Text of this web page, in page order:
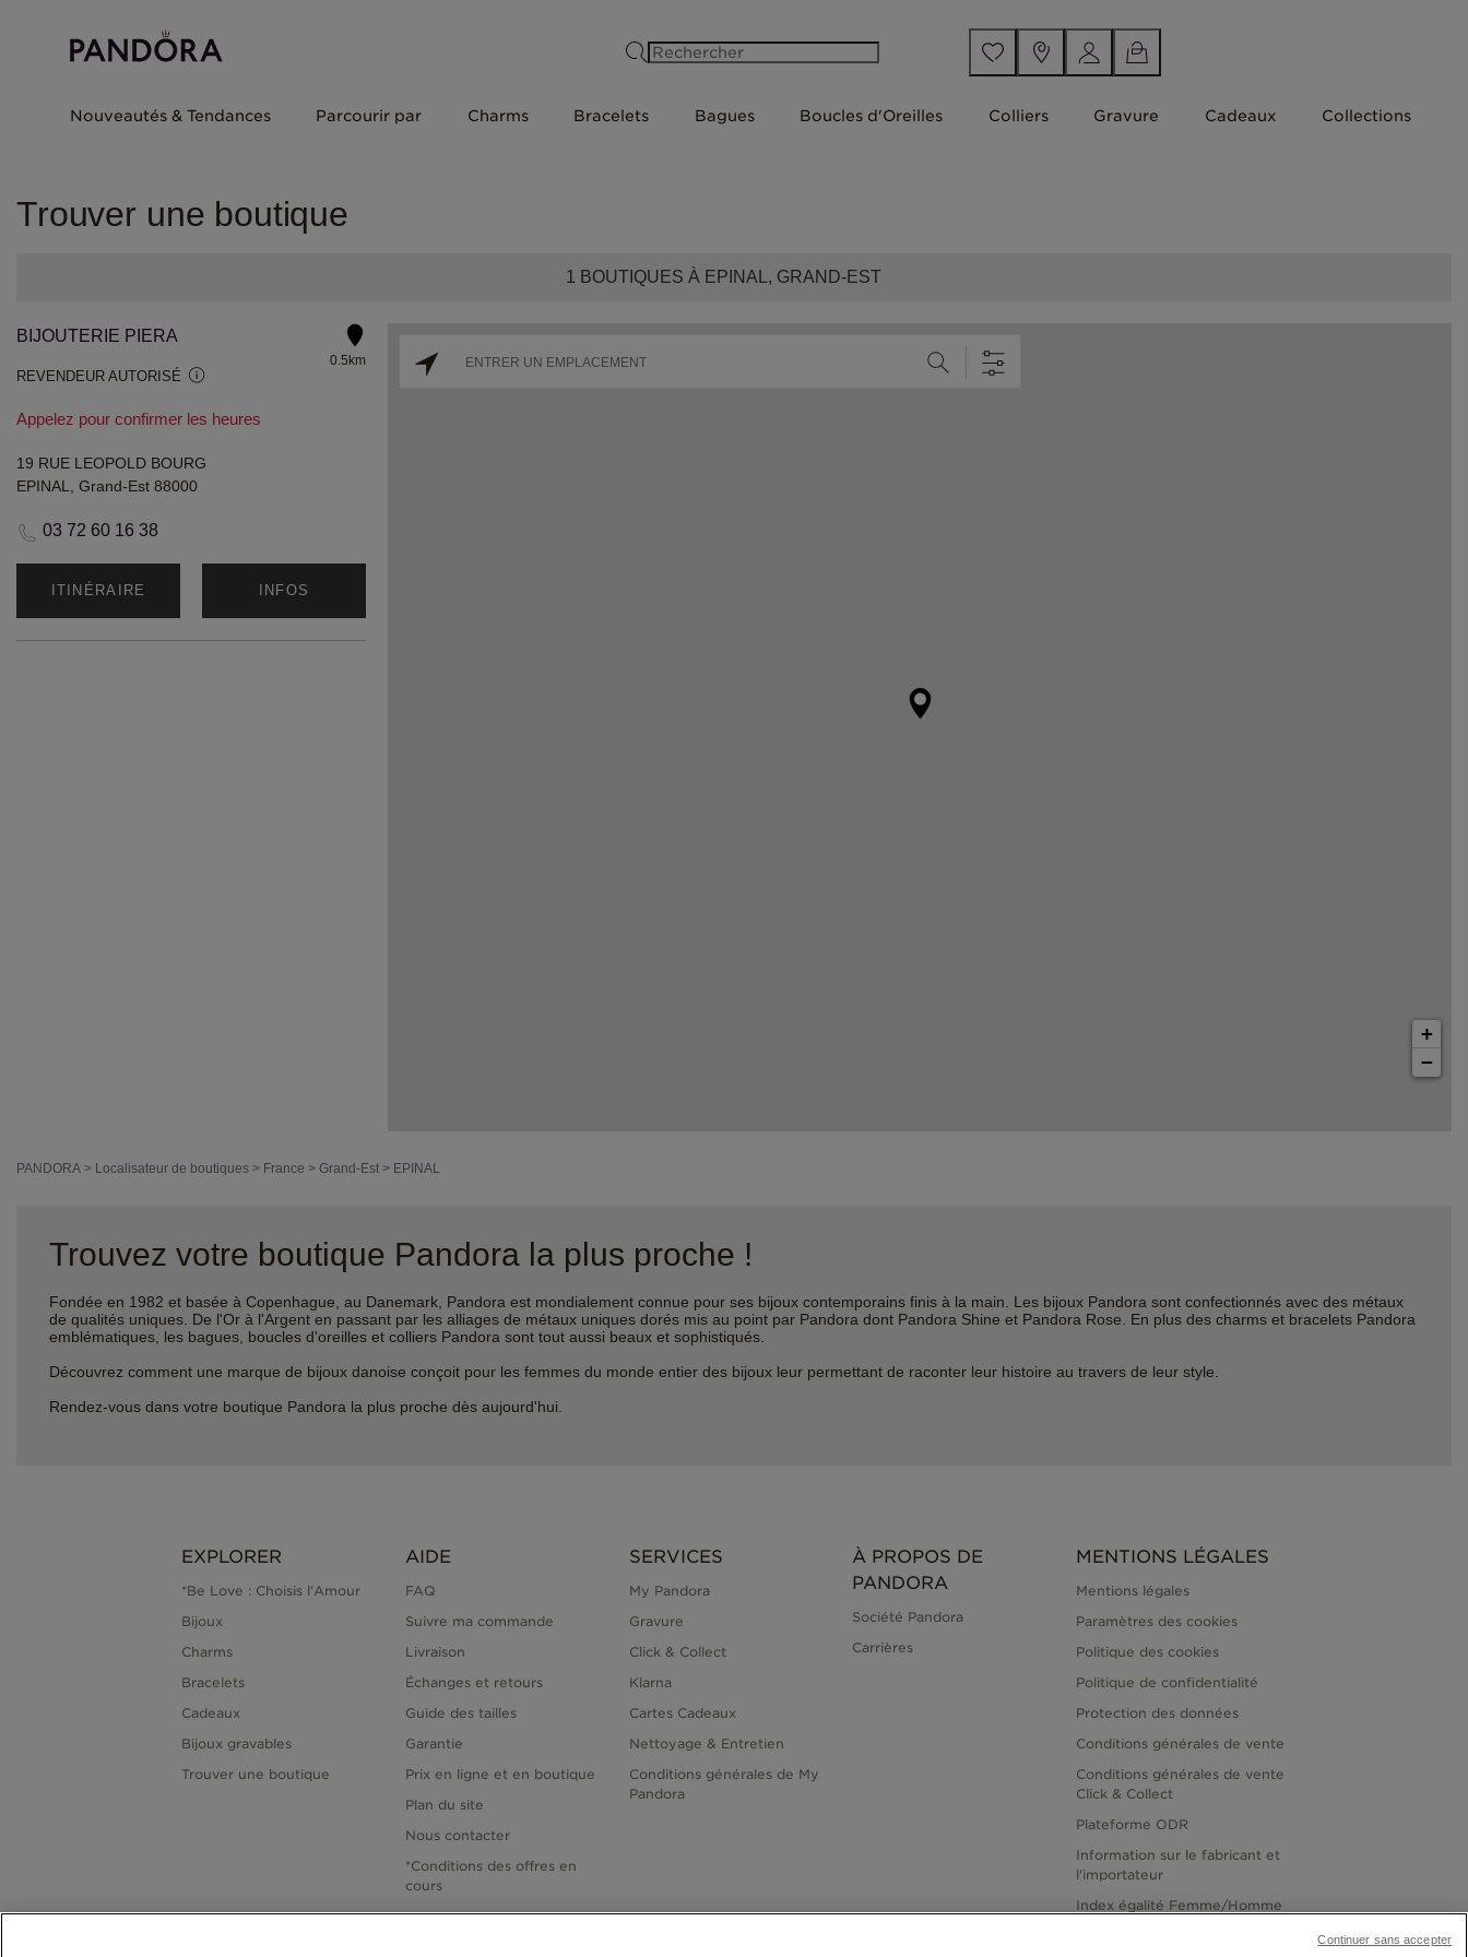
Nouveautés & Tendances Parcourir par Charms Bracelets Bagues Boucles d'Oreilles Colliers Gravure Cadeaux Collections
Trouver une boutique
1 BOUTIQUES À EPINAL, GRAND-EST
BIJOUTERIE PIERA
REVENDEUR AUTORISÉ
Appelez pour confirmer les heures
0.5km
19 RUE LEOPOLD BOURG
EPINAL, Grand-Est 88000
03 72 60 16 38
ITINÉRAIRE INFOS
+
−
PANDORA > Localisateur de boutiques > France > Grand-Est > EPINAL
Trouvez votre boutique Pandora la plus proche !
Fondée en 1982 et basée à Copenhague, au Danemark, Pandora est mondialement connue pour ses bijoux contemporains finis à la main. Les bijoux Pandora sont confectionnés avec des métaux
de qualités uniques. De l'Or à l'Argent en passant par les alliages de métaux uniques dorés mis au point par Pandora dont Pandora Shine et Pandora Rose. En plus des charms et bracelets Pandora
emblématiques, les bagues, boucles d'oreilles et colliers Pandora sont tout aussi beaux et sophistiqués.
Découvrez comment une marque de bijoux danoise conçoit pour les femmes du monde entier des bijoux leur permettant de raconter leur histoire au travers de leur style.
Rendez-vous dans votre boutique Pandora la plus proche dès aujourd'hui.
EXPLORER
*Be Love : Choisis l'Amour
Bijoux
Charms
Bracelets
Cadeaux
Bijoux gravables
Trouver une boutique
AIDE
FAQ
Suivre ma commande
Livraison
Échanges et retours
Guide des tailles
Garantie
Prix en ligne et en boutique
Plan du site
Nous contacter
*Conditions des offres en
cours
SERVICES
My Pandora
Gravure
Click & Collect
Klarna
Cartes Cadeaux
Nettoyage & Entretien
Conditions générales de My
Pandora
À PROPOS DE
PANDORA
Société Pandora
Carrières
MENTIONS LÉGALES
Mentions légales
Paramètres des cookies
Politique des cookies
Politique de confidentialité
Protection des données
Conditions générales de vente
Conditions générales de vente
Click & Collect
Plateforme ODR
Information sur le fabricant et
l'importateur
Index égalité Femme/Homme
Continuer sans accepter